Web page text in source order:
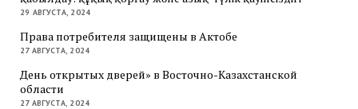
29 АВГУСТА, 2024
Права потребителя защищены в Актобе
27 АВГУСТА, 2024
День открытых дверей» в Восточно-Казахстанской
области
27 АВГУСТА, 2024